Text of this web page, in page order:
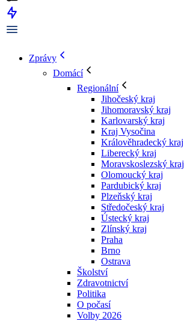
Zprávy
Domácí
Regionální
Jihočeský kraj
Jihomoravský kraj
Karlovarský kraj
Kraj Vysočina
Králověhradecký kraj
Liberecký kraj
Moravskoslezský kraj
Olomoucký kraj
Pardubický kraj
Plzeňský kraj
Středočeský kraj
Ústecký kraj
Zlínský kraj
Praha
Brno
Ostrava
Školství
Zdravotnictví
Politika
O počasí
Volby 2026